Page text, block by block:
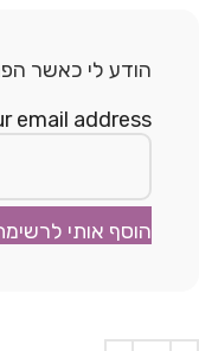
הודע לי כאשר
email address
הוסף אותי